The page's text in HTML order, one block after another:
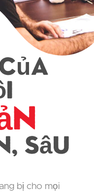
sâu
bị cho mọi